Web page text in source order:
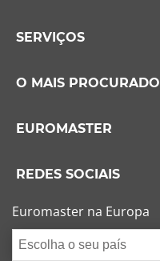
SERVIÇOS
O MAIS PROCURADO
EUROMASTER
REDES SOCIAIS
Euromaster na Europa
Escolha o seu país